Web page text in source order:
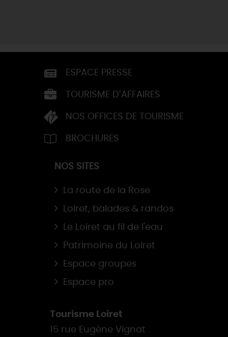
ESPACE PRESSE
TOURISME D’AFFAIRES
NOS OFFICES DE TOURISME
BROCHURES
NOS SITES
La route de la Rose
Loiret, balades & randos
Le Loiret au fil de l'eau
Patrimoine du Loiret
Espace groupes
Espace pro
Tourisme Loiret
15 rue Eugène Vignat